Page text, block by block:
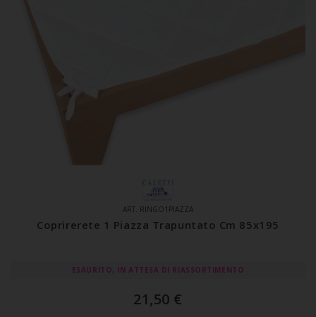
ART. RINGO1PIAZZA
Coprirerete 1 Piazza Trapuntato Cm 85x195
ESAURITO, IN ATTESA DI RIASSORTIMENTO
21,50 €